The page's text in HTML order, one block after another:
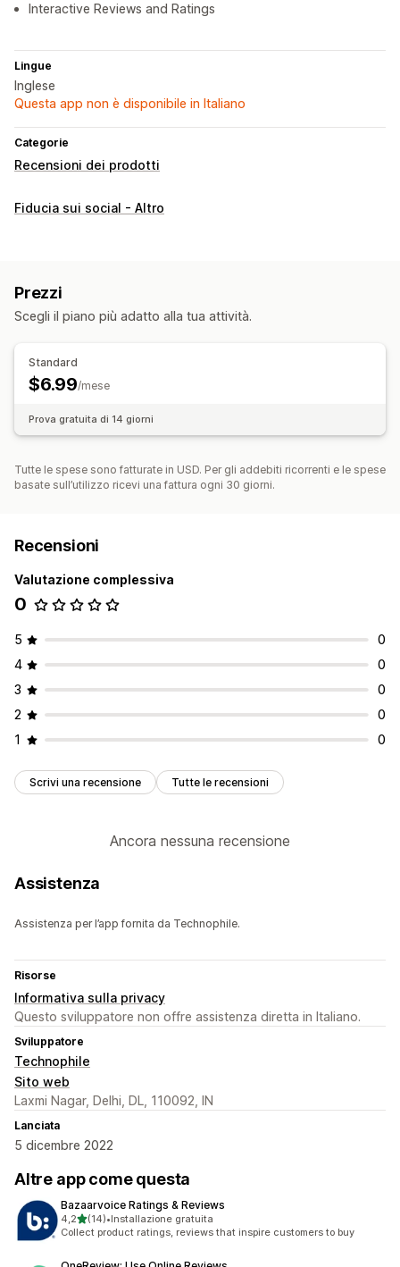
Interactive Reviews and Ratings
Lingue
Inglese
Questa app non è disponibile in Italiano
Categorie
Recensioni dei prodotti
Fiducia sui social - Altro
Prezzi
Scegli il piano più adatto alla tua attività.
Standard
$6.99/mese
Prova gratuita di 14 giorni
Tutte le spese sono fatturate in USD. Per gli addebiti ricorrenti e le spese
basate sull’utilizzo ricevi una fattura ogni 30 giorni.
Recensioni
Valutazione complessiva
0
5
0
4
0
3
0
2
0
1
0
Scrivi una recensione Tutte le recensioni
Ancora nessuna recensione
Assistenza
Assistenza per l’app fornita da Technophile.
Risorse
Informativa sulla privacy
Questo sviluppatore non offre assistenza diretta in Italiano.
Sviluppatore
Technophile
Sito web
Laxmi Nagar, Delhi, DL, 110092, IN
Lanciata
5 dicembre 2022
Altre app come questa
Bazaarvoice Ratings & Reviews
4,2stelle su 5
(14)
14 recensioni totali
•Installazione gratuita
Collect product ratings, reviews that inspire customers to buy